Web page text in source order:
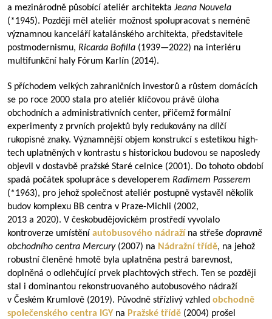
a mezinárodně působící ateliér architekta Jeana Nouvela
(*1945). Později měl ateliér možnost spolupracovat s neméně
významnou kanceláří katalánského architekta, představitele
postmodernismu, Ricarda Bofilla (1939—2022) na interiéru
multifunkční haly Fórum Karlín (2014).
S příchodem velkých zahraničních investorů a růstem domácích
se po roce 2000 stala pro ateliér klíčovou právě úloha
obchodních a administrativních center, přičemž formální
experimenty z prvních projektů byly redukovány na dílčí
rukopisné znaky. Významnější objem konstrukcí s estetikou high-
tech uplatněných v kontrastu s historickou budovou se naposledy
objevil v dostavbě pražské Staré celnice (2001). Do tohoto období
spadá počátek spolupráce s developerem Radimem Passerem
(*1963), pro jehož společnost ateliér postupně vystavěl několik
budov komplexu BB centra v Praze-Michli (2002,
2013 a 2020). V českobudějovickém prostředí vyvolalo
kontroverze umístění autobusového nádraží na střeše dopravně
obchodního centra Mercury(2007) na Nádražní třídě, na jehož
robustní členěné hmotě byla uplatněna pestrá barevnost,
doplněná o odlehčující prvek plachtových střech. Ten se později
stal i dominantou rekonstruovaného autobusového nádraží
v Českém Krumlově (2019). Původně střízlivý vzhled obchodně
společenského centra IGY na Pražské třídě (2004) prošel